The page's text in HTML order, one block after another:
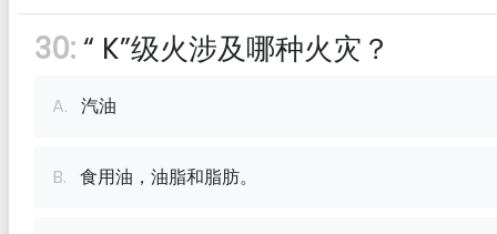
30:“ K”级火涉及哪种火灾？
A. 汽油
B. 食用油，油脂和脂肪。